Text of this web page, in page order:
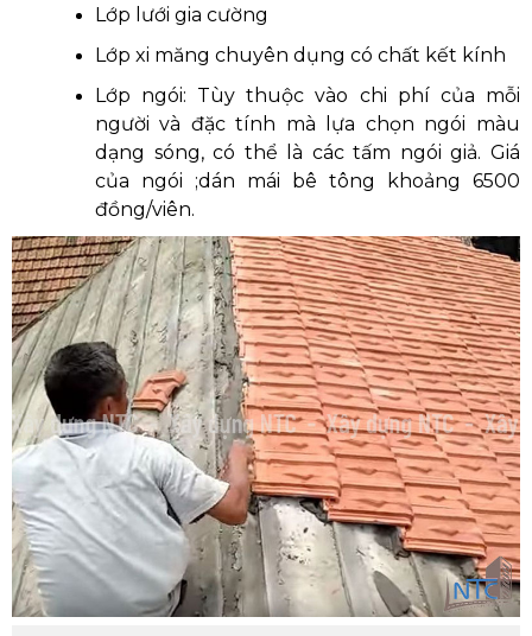
Lớp lưới gia cường
Lớp xi măng chuyên dụng có chất kết kính
Lớp ngói: Tùy thuộc vào chi phí của mỗi
người và đặc tính mà lựa chọn ngói màu
dạng sóng, có thể là các tấm ngói giả. Giá
của ngói ;dán mái bê tông khoảng 6500
đồng/viên.